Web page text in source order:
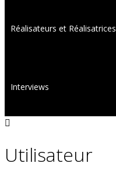
Réalisateurs et Réalisatrices
Interviews
Utilisateur